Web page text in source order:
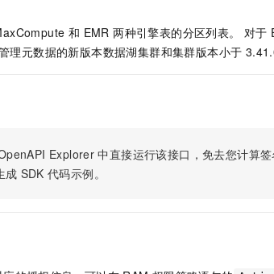
和 EMR 两种引擎表的分区列表。 对
理元数据的新版本数据湖集群和集群版本小于
Explorer 中直接运行该接口，免去您计算
成 SDK 代码示例。
的多模态智能体模型
Plan NEW
模态的模型效果
AI 应用构建
务 MaxCompute
模式云数据仓库
容器服务 Kubernetes 版 ACK
提供一站式管理容器应用的 K8s 服
新老同享
用点，立即开启云上创新
30+ 款产品免费体验
最长12个月
万小智 AI 建站低至 15元/月
送.CN域名，送备案服务码
决方案
快递物流查询
CRM
广告营销